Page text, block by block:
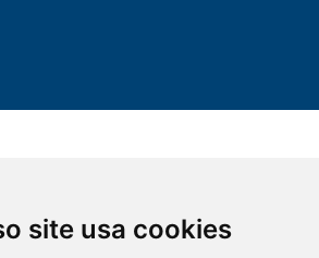
site usa cookies